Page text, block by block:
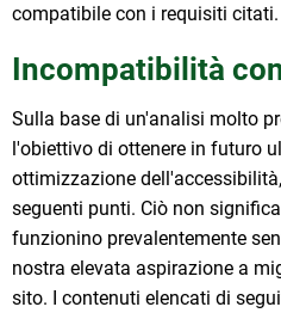
compatibile con i requisiti citati.
Incompatibilità
Sulla base di un'analisi molto
l'obiettivo di ottenere in futuro
ottimizzazione
seguenti punti. Ciò non
funzionino prevalentemente
nostra elevata aspirazione a
sito. I contenuti elencati di